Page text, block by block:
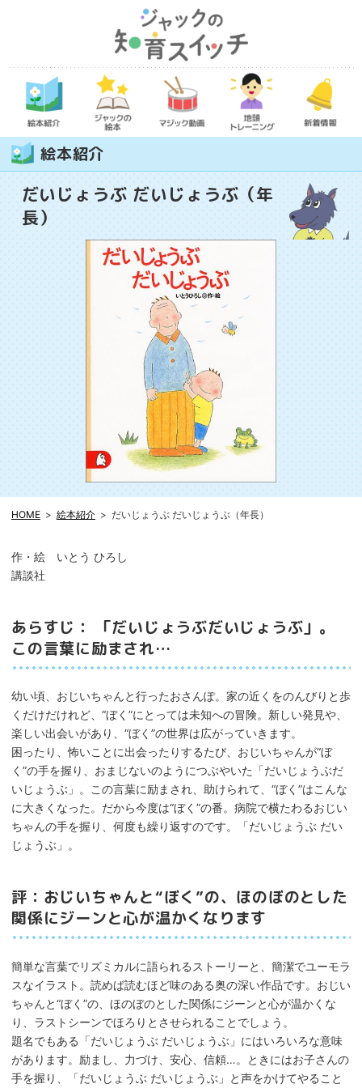
絵本紹介
だいじょうぶ だいじょうぶ（年
長）
HOME 絵本紹介 だいじょうぶ だいじょうぶ（年長）
作・絵 いとう ひろし
講談社
あらすじ： 「だいじょうぶだいじょうぶ」。
この言葉に励まされ…
幼い頃、おじいちゃんと行ったおさんぽ。家の近くをのんびりと歩
くだけだけれど、“ぼく”にとっては未知への冒険。新しい発見や、
楽しい出会いがあり、“ぼく”の世界は広がっていきます。
困ったり、怖いことに出会ったりするたび、おじいちゃんが“ぼ
く”の手を握り、おまじないのようにつぶやいた「だいじょうぶだ
いじょうぶ」。この言葉に励まされ、助けられて、“ぼく”はこんな
に大きくなった。だから今度は“ぼく”の番。病院で横たわるおじい
ちゃんの手を握り、何度も繰り返すのです。「だいじょうぶ だい
じょうぶ」。
評：おじいちゃんと“ぼく”の、ほのぼのとした
関係にジーンと心が温かくなります
簡単な言葉でリズミカルに語られるストーリーと、簡潔でユーモラ
スなイラスト。読めば読むほど味のある奥の深い作品です。おじい
ちゃんと“ぼく”の、ほのぼのとした関係にジーンと心が温かくな
り、ラストシーンでほろりとさせられることでしょう。
題名でもある「だいじょうぶ だいじょうぶ」にはいろいろな意味
があります。励まし、力づけ、安心、信頼…。ときにはお子さんの
手を握り、「だいじょうぶ だいじょうぶ」と声をかけてやること